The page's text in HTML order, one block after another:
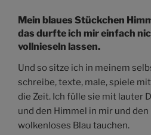
Mein blaues Stückchen
das durfte ich mir einfach
vollnieseln lassen.
Und so sitze ich in meinem
schreibe, texte, male, spiele
die Zeit. Ich fülle sie mit lauter
und den Himmel in mir und
wolkenloses Blau tauchen.